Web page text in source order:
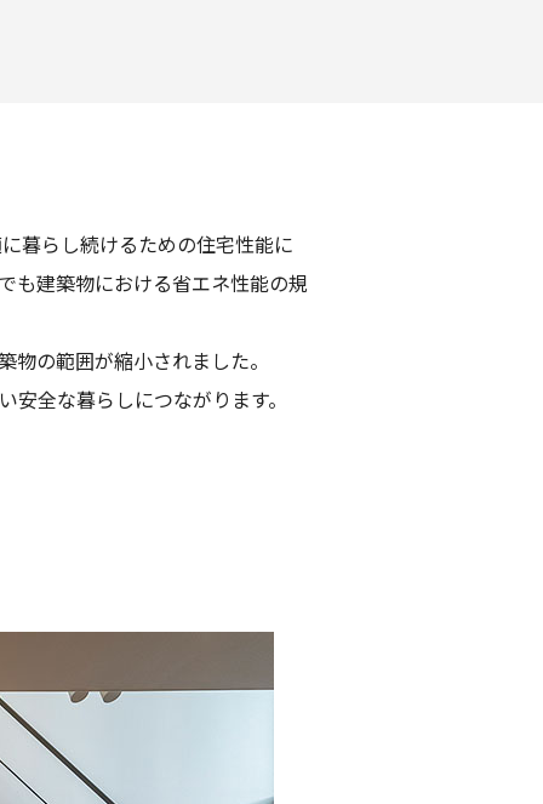
暮らし続けるための住宅性能に
も建築物における省エネ性能の規
の範囲が縮小されました。
全な暮らしにつながります。